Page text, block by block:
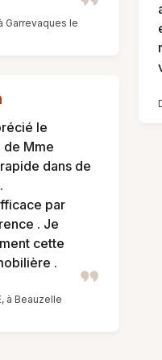
Garrevaques le
le
de Mme
dans de
par
. Je
cette
.
à Beauzelle